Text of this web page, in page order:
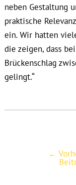
neben Gestaltung
praktische
ein. Wir hatten
die zeigen, dass
Brückenschlag
gelingt.“
navigation
←